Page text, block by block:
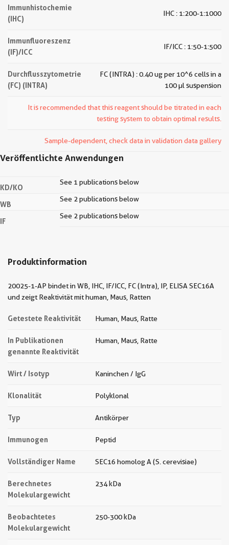
Immunhistochemie
(IHC)
IHC : 1:200-1:1000
Immunfluoreszenz
(IF)/ICC
IF/ICC : 1:50-1:500
Durchflusszytometrie
(FC) (INTRA)
FC (INTRA) : 0.40 ug per 10^6 cells in a
100 µl suspension
It is recommended that this reagent should be titrated in each
testing system to obtain optimal results.
Sample-dependent, check data in validation data gallery
Veröffentlichte Anwendungen
KD/KO
See 1 publications below
WB
See 2 publications below
IF
See 2 publications below
Produktinformation
20025-1-AP bindet in WB, IHC, IF/ICC, FC (Intra), IP, ELISA SEC16A
und zeigt Reaktivität mit human, Maus, Ratten
Getestete Reaktivität Human, Maus, Ratte
In Publikationen
genannte Reaktivität
Human, Maus, Ratte
Wirt / Isotyp Kaninchen / IgG
Klonalität Polyklonal
Typ Antikörper
Immunogen Peptid
Vollständiger Name SEC16 homolog A (S. cerevisiae)
Berechnetes
Molekulargewicht
234 kDa
Beobachtetes
Molekulargewicht
250-300 kDa